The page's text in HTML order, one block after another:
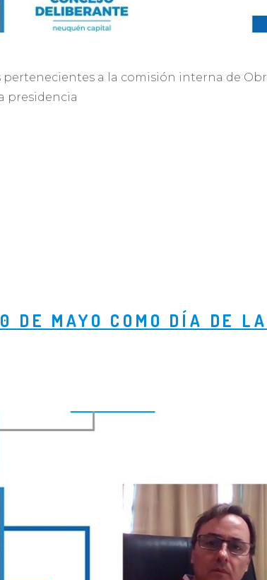
a la comisión interna de
presidencia
MAYO COMO DÍA DE